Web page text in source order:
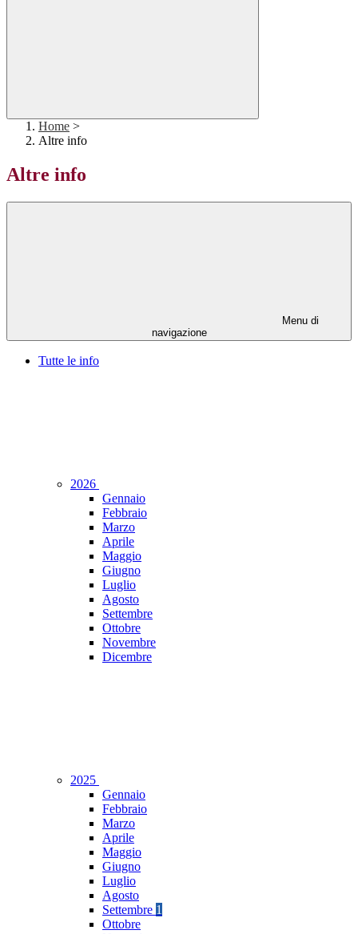
Home >
Altre info
Altre info
Menu di
navigazione
Tutte le info
2026
Gennaio
Febbraio
Marzo
Aprile
Maggio
Giugno
Luglio
Agosto
Settembre
Ottobre
Novembre
Dicembre
2025
Gennaio
Febbraio
Marzo
Aprile
Maggio
Giugno
Luglio
Agosto
Settembre 1
Ottobre